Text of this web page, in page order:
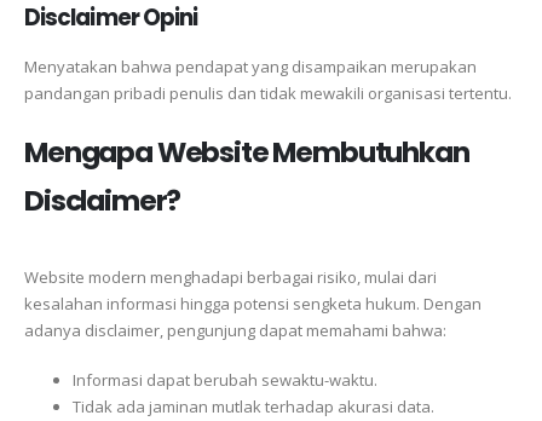
Disclaimer Opini
Menyatakan bahwa pendapat yang disampaikan merupakan
pandangan pribadi penulis dan tidak mewakili organisasi tertentu.
Mengapa Website Membutuhkan
Disclaimer?
Website modern menghadapi berbagai risiko, mulai dari
kesalahan informasi hingga potensi sengketa hukum. Dengan
adanya disclaimer, pengunjung dapat memahami bahwa:
Informasi dapat berubah sewaktu-waktu.
Tidak ada jaminan mutlak terhadap akurasi data.